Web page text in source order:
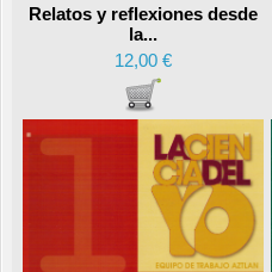
Relatos y reflexiones desde
la...
12,00 €